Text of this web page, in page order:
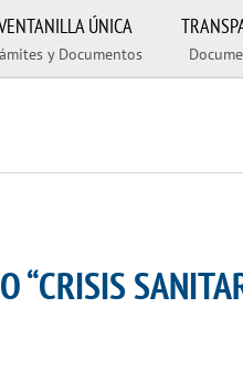
ÚNICA
y Documentos
“CRISIS